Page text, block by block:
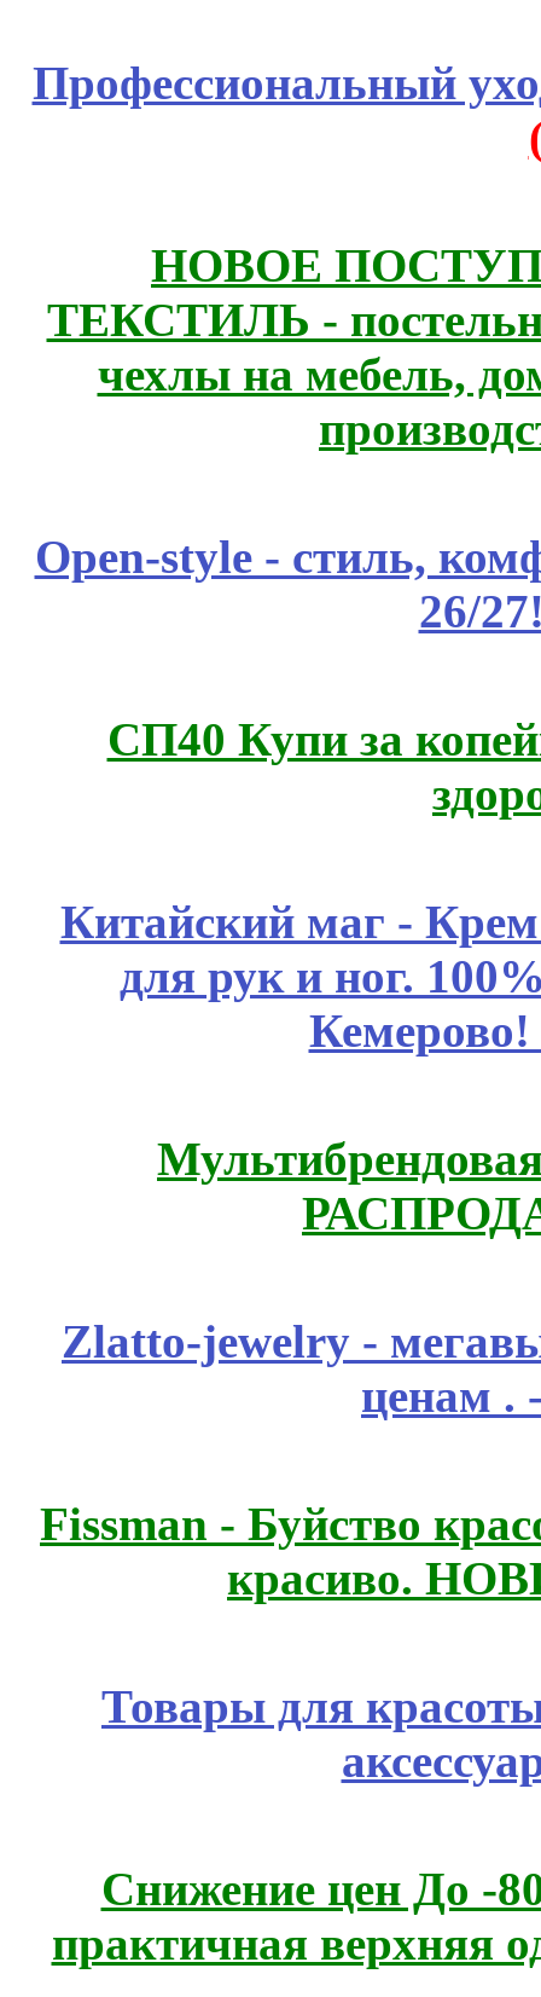
Профессиональный
НОВОЕ
ТЕКСТИЛЬ -
чехлы на мебель,
Open-style - стиль,
26/
СП40 Купи за
Китайский маг -
для рук и ног.
Zlatto-jewelry -
ценам .
Fissmаn - Буйство
красиво.
Товары для
Снижение цен До -
практичная верхняя